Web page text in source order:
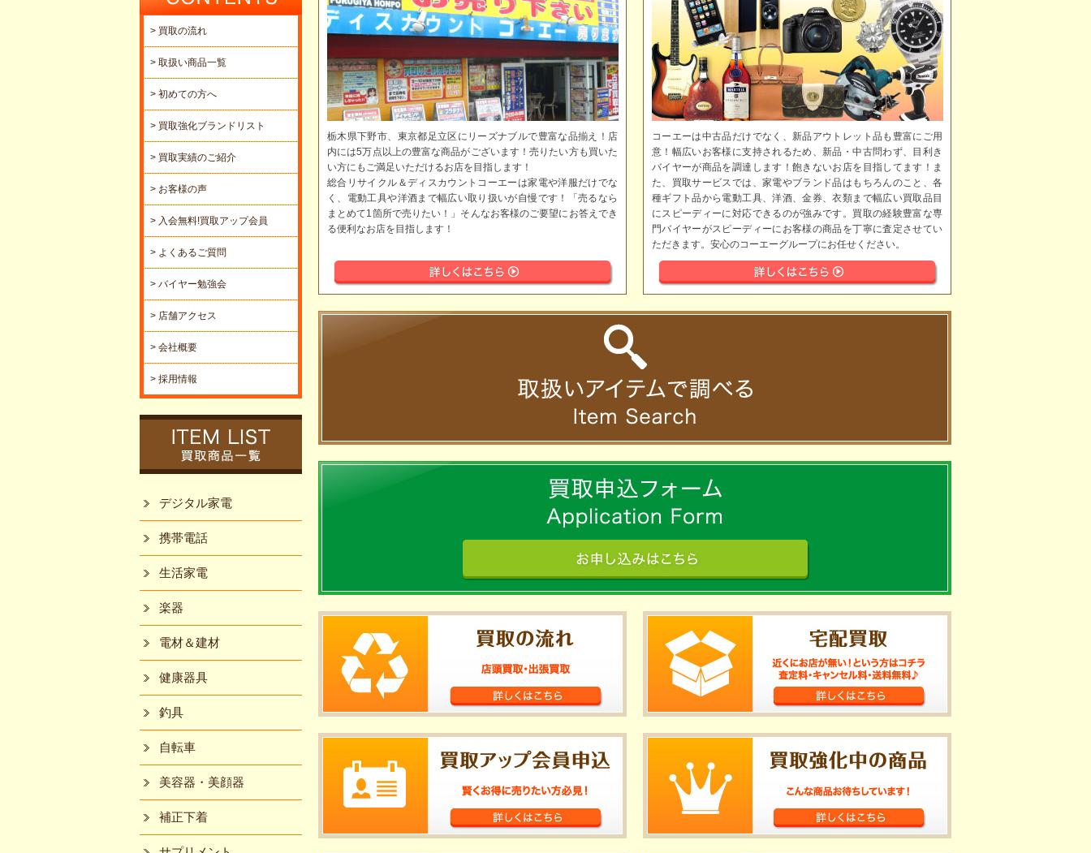
栃木県下野市、東京都足立区にリーズナブルで豊富な品揃え！店
内には5万点以上の豊富な商品がございます！売りたい方も買いた
い方にもご満足いただけるお店を目指します！
総合リサイクル＆ディスカウントコーエーは家電や洋服だけでな
く、電動工具や洋酒まで幅広い取り扱いが自慢です！「売るなら
まとめて1箇所で売りたい！」そんなお客様のご要望にお答えでき
る便利なお店を目指します！
コーエーは中古品だけでなく、新品アウトレット品も豊富にご用
意！幅広いお客様に支持されるため、新品・中古問わず、目利き
バイヤーが商品を調達します！飽きないお店を目指してます！ま
た、買取サービスでは、家電やブランド品はもちろんのこと、各
種ギフト品から電動工具、洋酒、金券、衣類まで幅広い買取品目
にスピーディーに対応できるのが強みです。買取の経験豊富な専
門バイヤーがスピーディーにお客様の商品を丁寧に査定させてい
ただきます。安心のコーエーグループにお任せください。
> 買取の流れ
> 取扱い商品一覧
> 初めての方へ
> 買取強化ブランドリスト
> 買取実績のご紹介
> お客様の声
> 入会無料!買取アップ会員
> よくあるご質問
> バイヤー勉強会
> 店舗アクセス
> 会社概要
> 採用情報
デジタル家電
携帯電話
生活家電
楽器
電材＆建材
健康器具
釣具
自転車
美容器・美顔器
補正下着